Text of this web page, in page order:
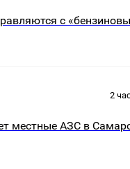
с
2
местные АЗС в